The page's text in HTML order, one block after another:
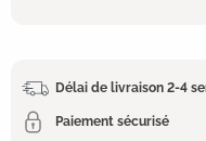
Délai de livraison 2-4
Paiement sécurisé